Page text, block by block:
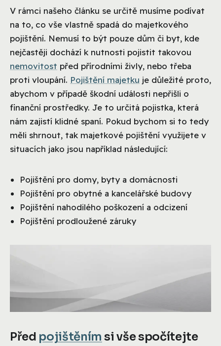
V rámci našeho článku se určitě musíme podívat
na to, co vše vlastně spadá do majetkového
pojištění. Nemusí to být pouze dům či byt, kde
nejčastěji dochází k nutnosti pojistit takovou
nemovitost před přírodními živly, nebo třeba
proti vloupání. Pojištění majetku je důležité proto,
abychom v případě škodní události nepřišli o
finanční prostředky. Je to určitá pojistka, která
nám zajistí klidné spaní. Pokud bychom si to tedy
měli shrnout, tak majetkové pojištění využijete v
situacích jako jsou například následující:
Pojištění pro domy, byty a domácnosti
Pojištění pro obytné a kancelářské budovy
Pojištění nahodilého poškození a odcizení
Pojištění prodloužené záruky
Před pojištěním si vše spočítejte